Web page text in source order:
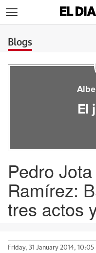
Blogs
El
Pedro
Ramírez:
tres actos
Friday, 31 January 2014, 10:05